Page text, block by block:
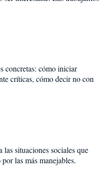
concretas: cómo iniciar
críticas, cómo decir no con
situaciones sociales que
las más manejables.